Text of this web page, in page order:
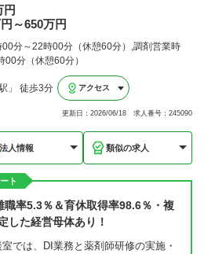
円
～650万円
分～22時00分（休憩60分）,調剤営業時
分（休憩60分）
」 徒歩3分 アクセス
更新日：2026/06/18 求人番号：245090
法人情報 類似の求人
ト
職率5.3％＆育休取得率98.6％・複
した経営母体あり！
では、DI業務と薬剤師研修の実施・